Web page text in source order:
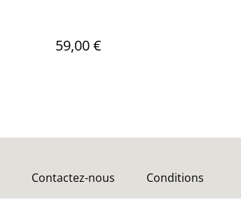
59,00 €
Contactez-nous Conditions